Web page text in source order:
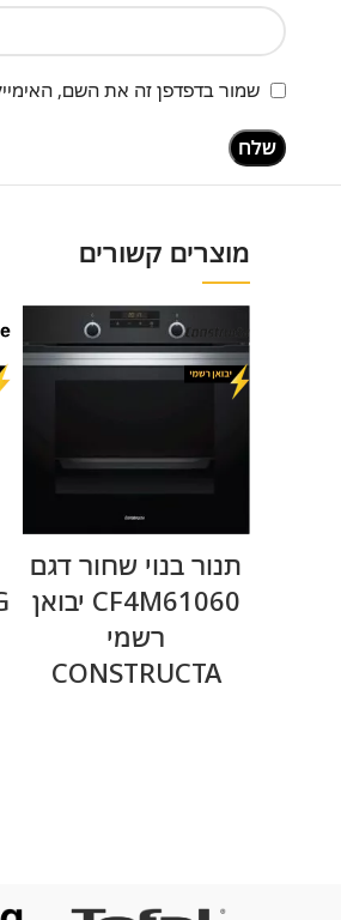
שמור בדפדפן זה את השם,
מוצרים קשורים
תנור בנוי שחור דגם
CF4M61060 יבואן
רשמי
CONSTRUCTA